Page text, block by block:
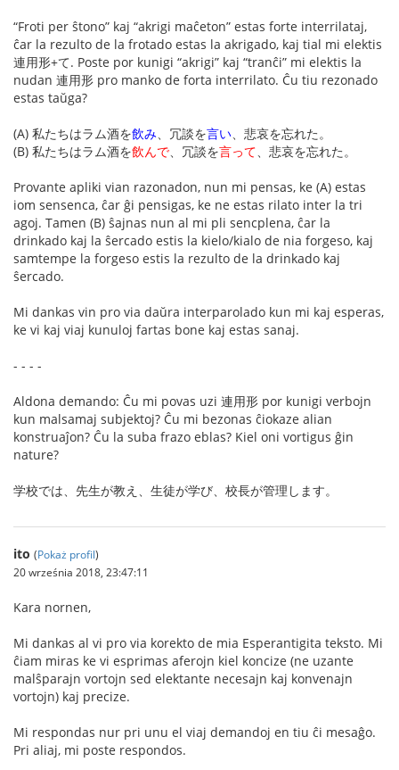
“Froti per ŝtono” kaj “akrigi maĉeton” estas forte interrilataj,
ĉar la rezulto de la frotado estas la akrigado, kaj tial mi elektis
連用形+て. Poste por kunigi “akrigi” kaj “tranĉi” mi elektis la
nudan 連用形 pro manko de forta interrilato. Ĉu tiu rezonado
estas taŭga?
(A) 私たちはラム酒を飲み、冗談を言い、悲哀を忘れた。
(B) 私たちはラム酒を飲んで、冗談を言って、悲哀を忘れた。
Provante apliki vian razonadon, nun mi pensas, ke (A) estas
iom sensenca, ĉar ĝi pensigas, ke ne estas rilato inter la tri
agoj. Tamen (B) ŝajnas nun al mi pli sencplena, ĉar la
drinkado kaj la ŝercado estis la kielo/kialo de nia forgeso, kaj
samtempe la forgeso estis la rezulto de la drinkado kaj
ŝercado.
Mi dankas vin pro via daŭra interparolado kun mi kaj esperas,
ke vi kaj viaj kunuloj fartas bone kaj estas sanaj.
- - - -
Aldona demando: Ĉu mi povas uzi 連用形 por kunigi verbojn
kun malsamaj subjektoj? Ĉu mi bezonas ĉiokaze alian
konstruaĵon? Ĉu la suba frazo eblas? Kiel oni vortigus ĝin
nature?
学校では、先生が教え、生徒が学び、校長が管理します。
ito (Pokaż profil)
20 września 2018, 23:47:11
Kara nornen,
Mi dankas al vi pro via korekto de mia Esperantigita teksto. Mi
ĉiam miras ke vi esprimas aferojn kiel koncize (ne uzante
malŝparajn vortojn sed elektante necesajn kaj konvenajn
vortojn) kaj precize.
Mi respondas nur pri unu el viaj demandoj en tiu ĉi mesaĝo.
Pri aliaj, mi poste respondos.